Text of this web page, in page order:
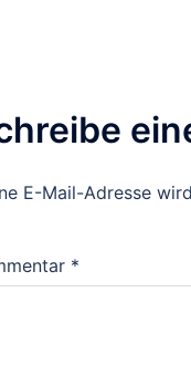
E-Mail-Adresse
*